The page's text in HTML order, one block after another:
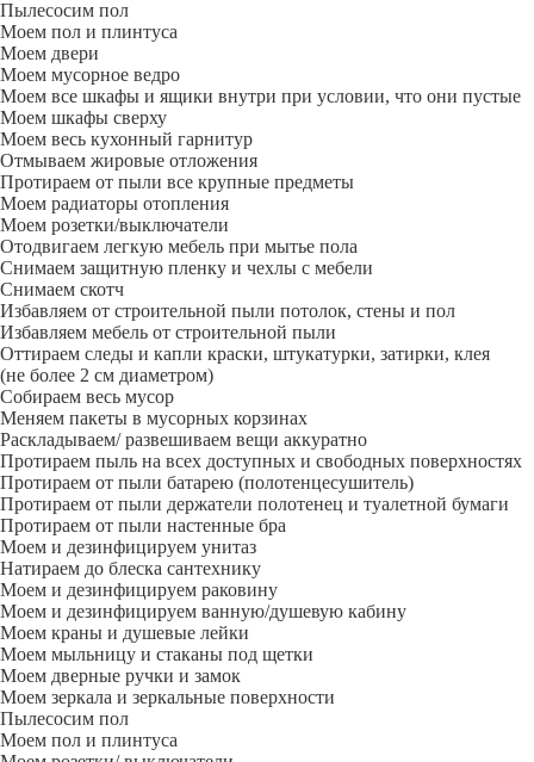
Пылесосим пол
Моем пол и плинтуса
Моем двери
Моем мусорное ведро
Моем все шкафы и ящики внутри при условии, что они пустые
Моем шкафы сверху
Моем весь кухонный гарнитур
Отмываем жировые отложения
Протираем от пыли все крупные предметы
Моем радиаторы отопления
Моем розетки/выключатели
Отодвигаем легкую мебель при мытье пола
Снимаем защитную пленку и чехлы с мебели
Снимаем скотч
Избавляем от строительной пыли потолок, стены и пол
Избавляем мебель от строительной пыли
Оттираем следы и капли краски, штукатурки, затирки, клея
(не более 2 см диаметром)
Собираем весь мусор
Меняем пакеты в мусорных корзинах
Раскладываем/ развешиваем вещи аккуратно
Протираем пыль на всех доступных и свободных поверхностях
Протираем от пыли батарею (полотенцесушитель)
Протираем от пыли держатели полотенец и туалетной бумаги
Протираем от пыли настенные бра
Моем и дезинфицируем унитаз
Натираем до блеска сантехнику
Моем и дезинфицируем раковину
Моем и дезинфицируем ванную/душевую кабину
Моем краны и душевые лейки
Моем мыльницу и стаканы под щетки
Моем дверные ручки и замок
Моем зеркала и зеркальные поверхности
Пылесосим пол
Моем пол и плинтуса